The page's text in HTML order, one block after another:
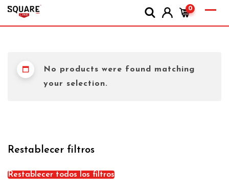
0
No products were found matching
your selection.
Restablecer filtros
Restablecer todos los filtros